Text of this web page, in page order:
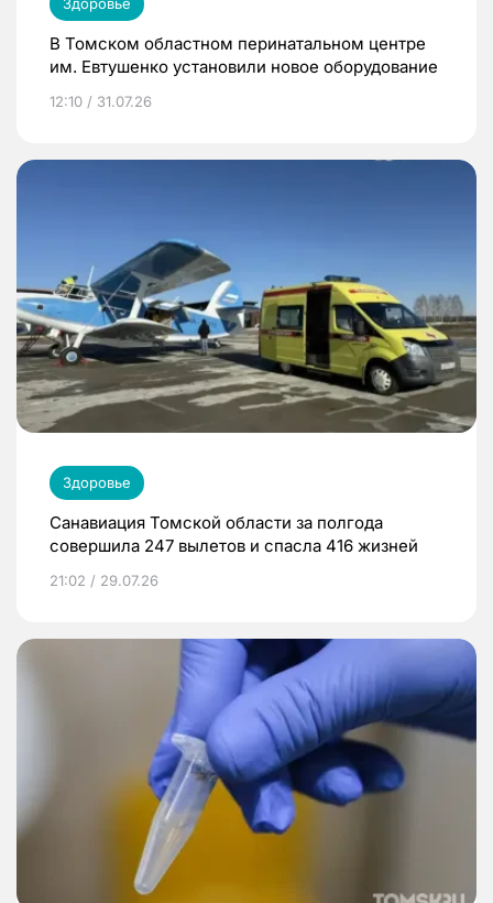
В Томском областном перинатальном центре
им. Евтушенко установили новое оборудование
12:10 / 31.07.26
Здоровье
Санавиация Томской области за полгода
совершила 247 вылетов и спасла 416 жизней
21:02 / 29.07.26